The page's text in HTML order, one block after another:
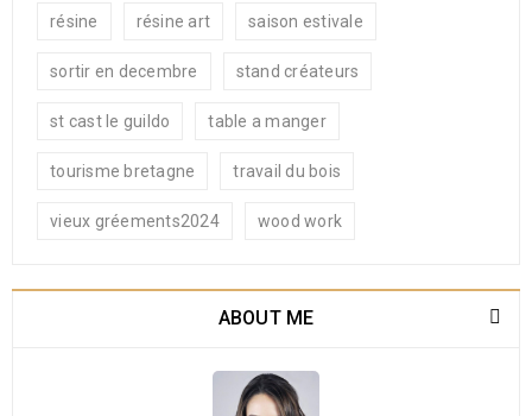
résine résine art saison estivale
sortir en decembre stand créateurs
st cast le guildo table a manger
tourisme bretagne travail du bois
vieux gréements2024 wood work
ABOUT ME